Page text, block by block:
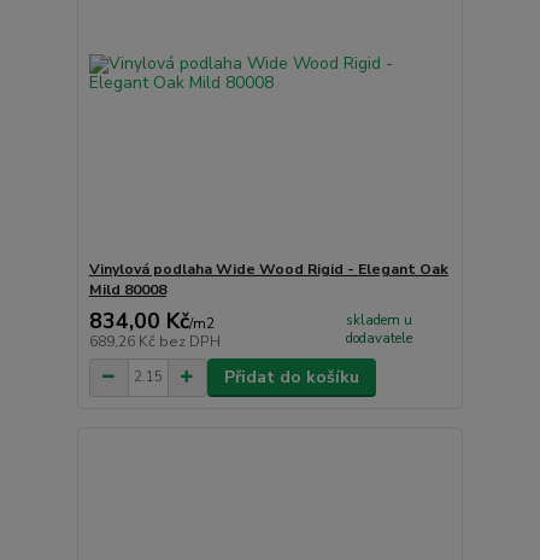
Vinylová podlaha Wide Wood Rigid - Elegant Oak
Mild 80008
834,00 Kč/m2
689,26 Kč bez DPH
skladem u
dodavatele
Přidat do košíku